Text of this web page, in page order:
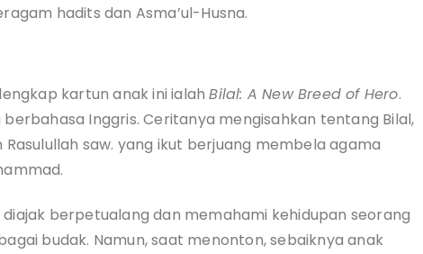
hadits dan Asma’ul-Husna.
kartun anak ini ialahBilal: A New Breed of Hero.
berbahasa Inggris. Ceritanya mengisahkan tentang Bilal,
saw. yang ikut berjuang membela agama
diajak berpetualang dan memahami kehidupan seorang
budak. Namun, saat menonton, sebaiknya anak